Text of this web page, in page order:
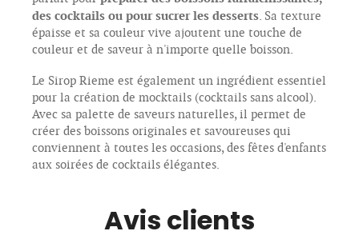
des cocktails ou pour sucrer les desserts. Sa texture
épaisse et sa couleur vive ajoutent une touche de
couleur et de saveur à n'importe quelle boisson.
Le Sirop Rieme est également un ingrédient essentiel
pour la création de mocktails (cocktails sans alcool).
Avec sa palette de saveurs naturelles, il permet de
créer des boissons originales et savoureuses qui
conviennent à toutes les occasions, des fêtes d'enfants
aux soirées de cocktails élégantes.
Avis clients